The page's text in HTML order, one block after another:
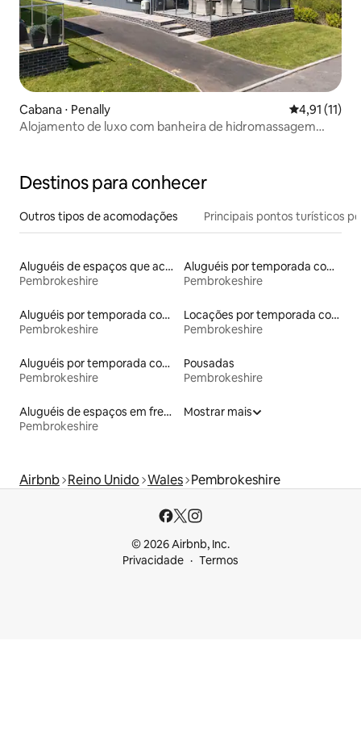
Cabana ⋅ Penally 4,91 de uma
4,91 (11)
Alojamento de luxo com banheira de hidromassagem
Destinos para conhecer
Outros tipos de acomodações Principais pontos turísticos
Aluguéis de espaços que aceitam animais de estimação
Pembrokeshire
Aluguéis por temporada com banheira de hidromassagem
Pembrokeshire
Aluguéis por temporada com suítes privativas
Pembrokeshire
Locações por temporada com piscina
Pembrokeshire
Aluguéis por temporada com café da manhã
Pembrokeshire
Pousadas
Pembrokeshire
Aluguéis de espaços em frente à praia
Pembrokeshire
Mostrar mais
Airbnb Reino Unido Wales Pembrokeshire
© 2026 Airbnb, Inc.
Privacidade
Termos